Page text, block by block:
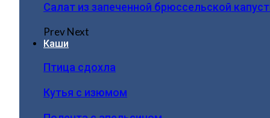
Салат из запеченной брюссельской
PrevNext
Каши
Птица сдохла
Кутья с изюмом